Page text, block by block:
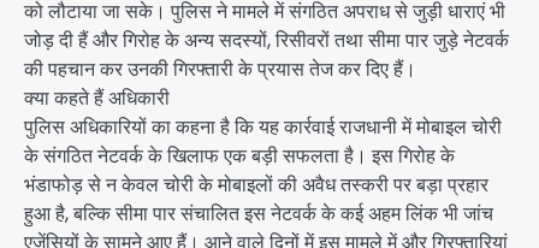
को लौटाया जा सके। पुलिस ने मामले में संगठित अपराध से जुड़ी धाराएं भी
जोड़ दी हैं और गिरोह के अन्य सदस्यों, रिसीवरों तथा सीमा पार जुड़े नेटवर्क
की पहचान कर उनकी गिरफ्तारी के प्रयास तेज कर दिए हैं।
क्या कहते हैं अधिकारी
पुलिस अधिकारियों का कहना है कि यह कार्रवाई राजधानी में मोबाइल चोरी
के संगठित नेटवर्क के खिलाफ एक बड़ी सफलता है। इस गिरोह के
भंडाफोड़ से न केवल चोरी के मोबाइलों की अवैध तस्करी पर बड़ा प्रहार
हुआ है, बल्कि सीमा पार संचालित इस नेटवर्क के कई अहम लिंक भी जांच
एजेंसियों के सामने आए हैं। आने वाले दिनों में इस मामले में और गिरफ्तारियां